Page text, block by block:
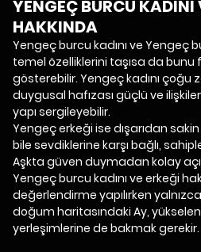
YENGEÇ BURCU KADINI
HAKKINDA
Yengeç burcu kadını ve Yengeç
temel özelliklerini taşısa da bunu
gösterebilir. Yengeç kadını çoğu
duygusal hafızası güçlü ve
yapı sergileyebilir.
Yengeç erkeği ise dışarıdan
bile sevdiklerine karşı bağlı,
Aşkta güven duymadan kolay
Yengeç burcu kadını ve erkeği
değerlendirme yapılırken
doğum haritasındaki Ay,
yerleşimlerine de bakmak gerekir.